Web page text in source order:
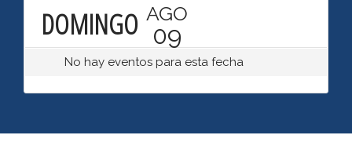
DOMINGO AGO
09
No hay eventos para esta fecha